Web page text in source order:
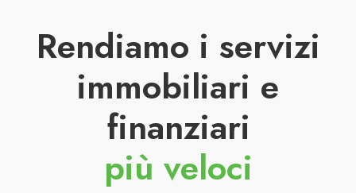
Rendiamo i servizi
immobiliari e
finanziari
più veloci